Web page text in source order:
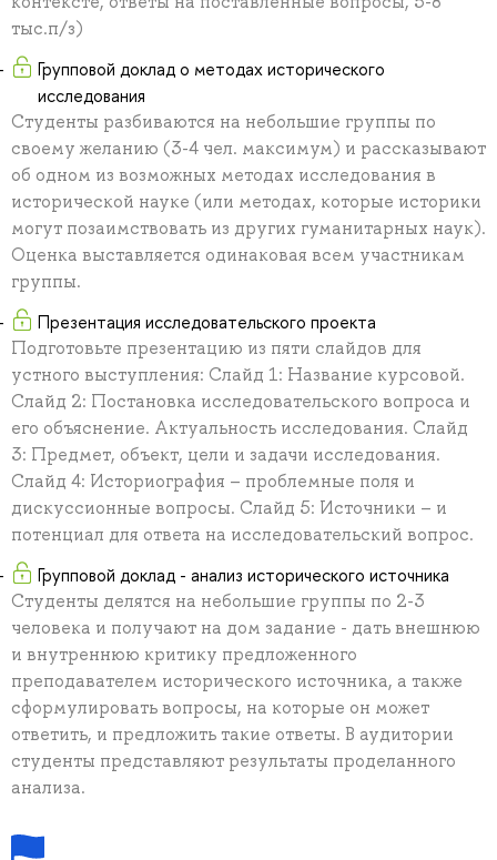
тыс.п/з)
Групповой доклад о методах исторического
исследования
Студенты разбиваются на небольшие группы по
своему желанию (3-4 чел. максимум) и рассказывают
об одном из возможных методах исследования в
исторической науке (или методах, которые историки
могут позаимствовать из других гуманитарных наук).
Оценка выставляется одинаковая всем участникам
группы.
Презентация исследовательского проекта
Подготовьте презентацию из пяти слайдов для
устного выступления: Слайд 1: Название курсовой.
Слайд 2: Постановка исследовательского вопроса и
его объяснение. Актуальность исследования. Слайд
3: Предмет, объект, цели и задачи исследования.
Слайд 4: Историография – проблемные поля и
дискуссионные вопросы. Слайд 5: Источники – и
потенциал для ответа на исследовательский вопрос.
Групповой доклад - анализ исторического источника
Студенты делятся на небольшие группы по 2-3
человека и получают на дом задание - дать внешнюю
и внутреннюю критику предложенного
преподавателем исторического источника, а также
сформулировать вопросы, на которые он может
ответить, и предложить такие ответы. В аудитории
студенты представляют результаты проделанного
анализа.